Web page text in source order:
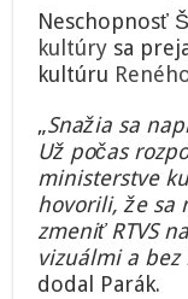
Neschopnosť
kultúry sa
kultúru
„Snažia sa
Už počas
ministerstve
hovorili, že sa
zmeniť RTVS
vizuálmi a
dodal Parák.